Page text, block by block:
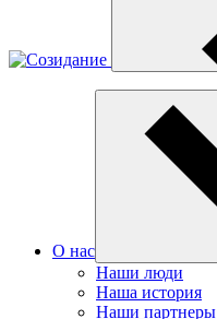
О нас
Наши люди
Наша история
Наши партнеры